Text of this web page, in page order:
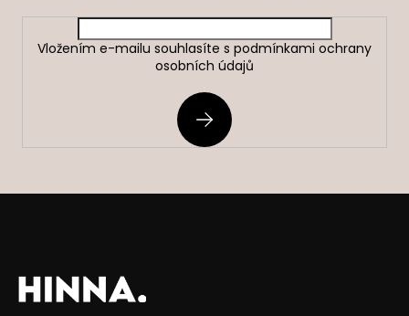
Vložením e-mailu souhlasíte s podmínkami ochrany
osobních údajů
PŘIHLÁSIT
SE